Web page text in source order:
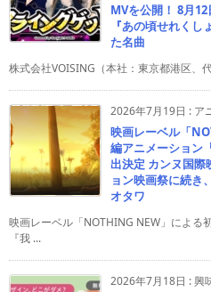
MVを公開！ 8月
『あの頃せれく
た名曲
株式会社VOISING（本社：東京都港区、
2026年7月19日 : ア
映画レーベル「
編アニメーション
出決定 カンヌ国際
ョン映画祭に続き
オタワ
映画レーベル「NOTHING NEW」による
『我 ...
2026年7月18日 :興